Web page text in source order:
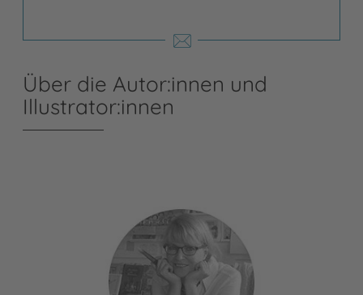
Über die Autor:innen und
Illustrator:innen